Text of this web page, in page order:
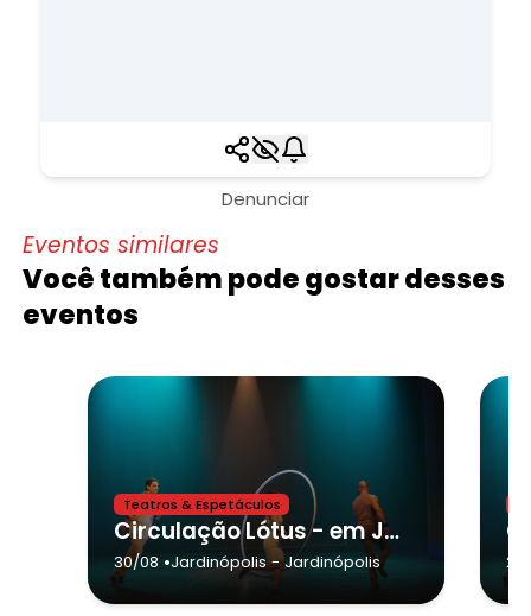
Denunciar
Eventos similares
Você também pode gostar desses
eventos
Teatros & Espetáculos
Circulação Lótus - em Jardinópolis
30/08 •Jardinópolis- Jardinópolis